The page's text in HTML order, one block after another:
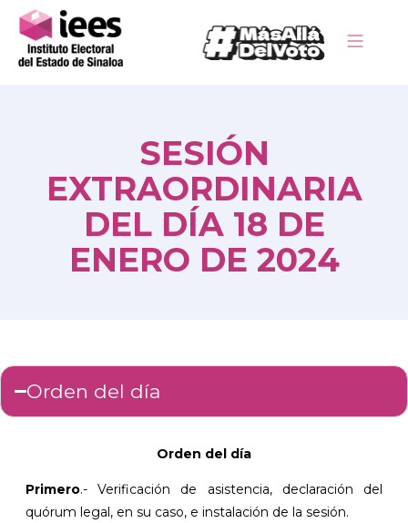
SESIÓN
EXTRAORDINARIA
DEL DÍA 18 DE
ENERO DE 2024
Orden del día
Orden del día
Primero.- Verificación de asistencia, declaración del
quórum legal, en su caso, e instalación de la sesión.